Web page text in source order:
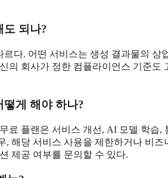
도 되나?
다. 어떤 서비스는 생성 결과물의 상
의 회사가 정한 컴플라이언스 기준도
게 해야 하나?
료 플랜은 서비스 개선, AI 모델 학습,
해당 서비스 사용을 제한하거나 비
제공 여부를 문의할 수 있다.